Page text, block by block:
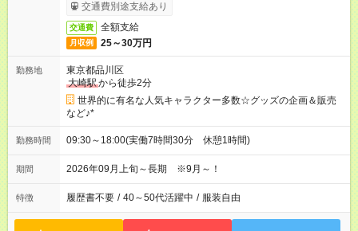
交通費別途支給あり
交通費 全額支給
月収例 25～30万円
勤務地
東京都品川区
大崎駅から徒歩2分
世界的に有名な人気キャラクター多数☆グッズの企画＆販売
など♪*
勤務時間 09:30～18:00(実働7時間30分 休憩1時間)
期間 2026年09月上旬～長期 ※9月～！
特徴 履歴書不要 / 40～50代活躍中 / 服装自由